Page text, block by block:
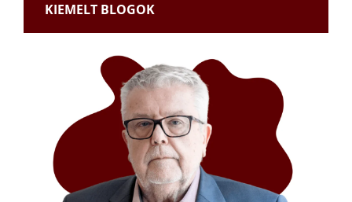
KIEMELT BLOGOK